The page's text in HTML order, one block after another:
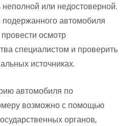
или недостоверной.
автомобиля
осмотр
специалистом и проверить
источниках.
автомобиля по
возможно с помощью
органов,